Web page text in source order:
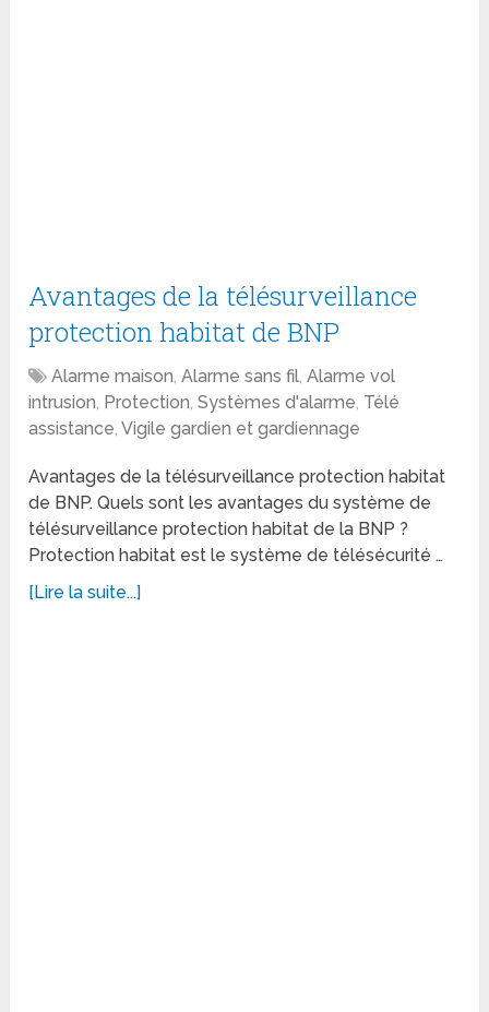
Avantages de la télésurveillance
protection habitat de BNP
Alarme maison,Alarme sans fil,Alarme vol
intrusion, Protection,Systèmes d'alarme, Télé
assistance,Vigile gardien et gardiennage
Avantages de la télésurveillance protection habitat
de BNP. Quels sont les avantages du système de
télésurveillance protection habitat de la BNP ?
Protection habitat est le système de télésécurité …
[Lire la suite...]